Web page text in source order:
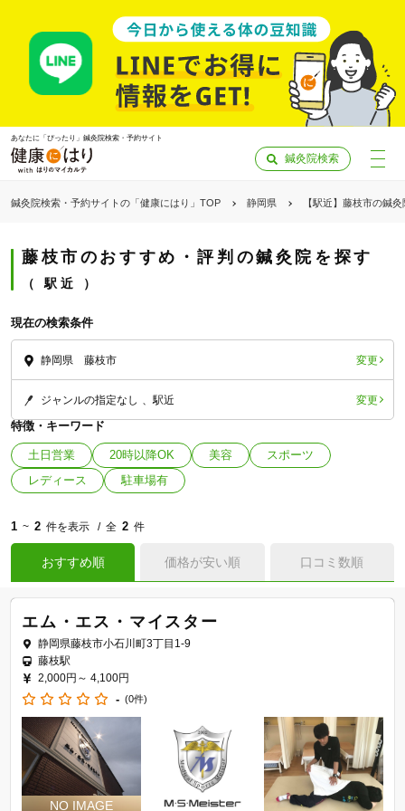
あなたに「ぴったり」鍼灸院検索・予約サイト
鍼灸院検索
鍼灸院検索・予約サイトの「健康にはり」TOP 静岡県 【駅近】藤枝市の鍼
藤枝市のおすすめ・評判の鍼灸院を探す
駅近
現在の検索条件
静岡県 藤枝市 変更
ジャンルの指定なし 駅近 変更
特徴・キーワード
土日営業 20時以降OK 美容
スポーツ
レディース
駐車場有
1 ~ 2 件を表示 全 2 件
おすすめ順 価格が安い順 口コミ数順
エム・エス・マイスター
静岡県藤枝市小石川町3丁目1-9
藤枝駅
2,000円～ 4,100円
- (0件)
「健康にはりを見た」